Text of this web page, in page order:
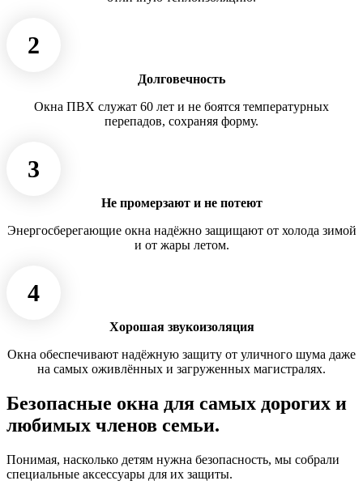
2
Долговечность
Окна ПВХ служат 60 лет и не боятся температурных
перепадов, сохраняя форму.
3
Не промерзают и не потеют
Энергосберегающие окна надёжно защищают от холода зимой
и от жары летом.
4
Хорошая звукоизоляция
Окна обеспечивают надёжную защиту от уличного шума даже
на самых оживлённых и загруженных магистралях.
Безопасные окна для самых дорогих и
любимых членов семьи.
Понимая, насколько детям нужна безопасность, мы собрали
специальные аксессуары для их защиты.